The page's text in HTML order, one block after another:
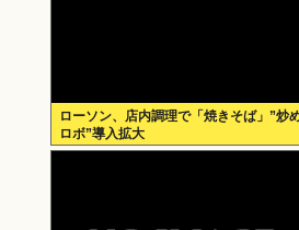
ローソン、店内調理で「焼きそば」”炒
ロボ”導入拡大